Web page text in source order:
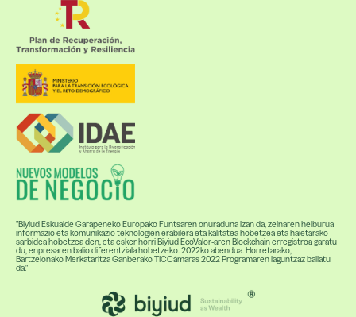
"Biyiud Eskualde Garapeneko Europako Funtsaren onuraduna izan da, zeinaren helburua
informazio eta komunikazio teknologien erabilera eta kalitatea hobetzea eta haietarako
sarbidea hobetzea den, eta esker horri Biyiud EcoValor-aren Blockchain erregistroa garatu
du, enpresaren balio diferentziala hobetzeko. 2022ko abendua. Horretarako,
Bartzelonako Merkataritza Ganberako TICCámaras 2022 Programaren laguntzaz baliatu
da."